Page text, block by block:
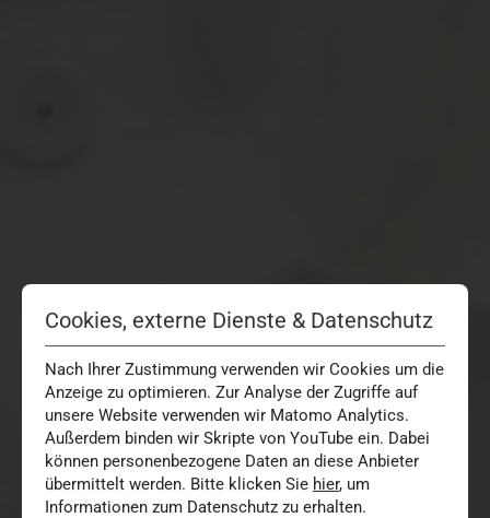
Cookies, externe Dienste & Datenschutz
Nach Ihrer Zustimmung verwenden wir Cookies um die
Anzeige zu optimieren. Zur Analyse der Zugriffe auf
unsere Website verwenden wir Matomo Analytics.
Außerdem binden wir Skripte von YouTube ein. Dabei
können personenbezogene Daten an diese Anbieter
übermittelt werden. Bitte klicken Sie hier, um
Informationen zum Datenschutz zu erhalten.